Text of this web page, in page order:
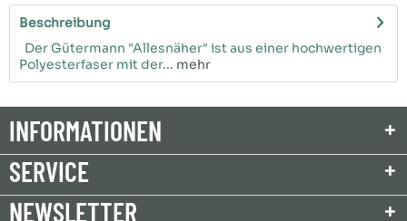
Beschreibung
Der Gütermann "Allesnäher" ist aus einer hochwertigen
Polyesterfaser mit der... mehr
INFORMATIONEN
SERVICE
NEWSLETTER